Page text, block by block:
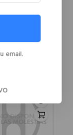
frontal 30
negro
email.